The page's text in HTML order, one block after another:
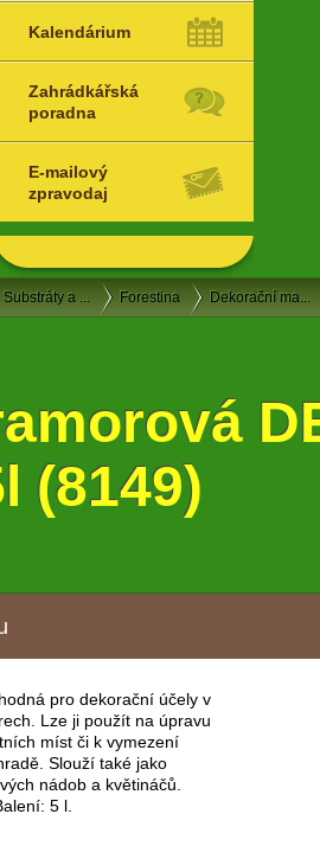
Kalendárium
Zahrádkářská
poradna
E-mailový
zpravodaj
Substráty a ... Forestina Dekorační ma...
(8149)
pro dekorační účely v
Lze ji použít na úpravu
míst či k vymezení
Slouží také jako
nádob a květináčů.
5 l.